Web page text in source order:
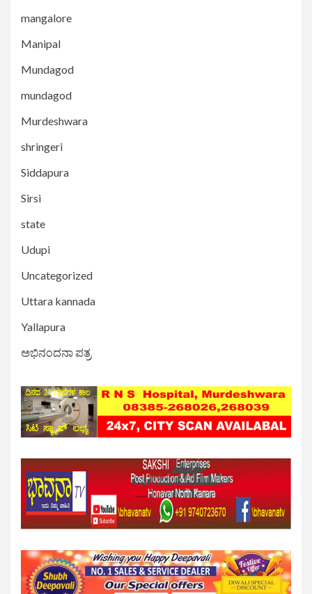
mangalore
Manipal
Mundagod
mundagod
Murdeshwara
shringeri
Siddapura
Sirsi
state
Udupi
Uncategorized
Uttara kannada
Yallapura
ಅಭಿನಂದನಾ ಪತ್ರ